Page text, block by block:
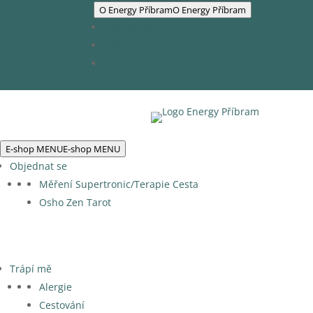
O Energy PříbramO Energy Příbram
E-shop MENUE-shop MENU
Objednat se
Měření Supertronic/Terapie Cesta
Osho Zen Tarot
Trápí mě
Alergie
Cestování